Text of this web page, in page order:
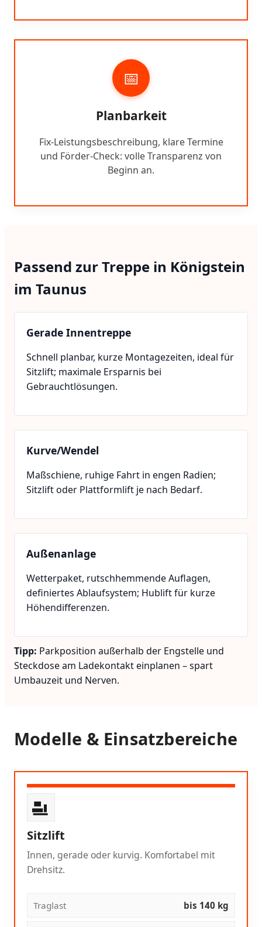
📅
Planbarkeit
Fix-Leistungsbeschreibung, klare Termine
und Förder-Check: volle Transparenz von
Beginn an.
Passend zur Treppe in Königstein
im Taunus
Gerade Innentreppe
Schnell planbar, kurze Montagezeiten, ideal für
Sitzlift; maximale Ersparnis bei
Gebrauchtlösungen.
Kurve/Wendel
Maßschiene, ruhige Fahrt in engen Radien;
Sitzlift oder Plattformlift je nach Bedarf.
Außenanlage
Wetterpaket, rutschhemmende Auflagen,
definiertes Ablaufsystem; Hublift für kurze
Höhendifferenzen.
Tipp: Parkposition außerhalb der Engstelle und
Steckdose am Ladekontakt einplanen – spart
Umbauzeit und Nerven.
Modelle & Einsatzbereiche
Sitzlift
Innen, gerade oder kurvig. Komfortabel mit
Drehsitz.
Traglast bis 140 kg